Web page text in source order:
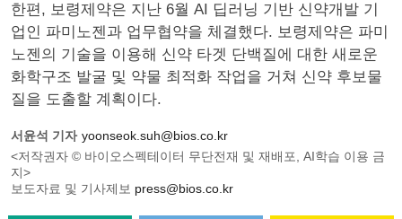
한편, 보령제약은 지난 6월 AI 딥러닝 기반 신약개발 기
업인 파미노젠과 업무협약을 체결했다. 보령제약은 파미
노젠의 기술을 이용해 신약 타겟 단백질에 대한 새로운
화학구조 발굴 및 약물 최적화 작업을 거쳐 신약 후보물
질을 도출할 계획이다.
서윤석 기자 yoonseok.suh@bios.co.kr
<저작권자 © 바이오스펙테이터 무단전재 및 재배포, AI학습 이용 금
지>
보도자료 및 기사제보 press@bios.co.kr